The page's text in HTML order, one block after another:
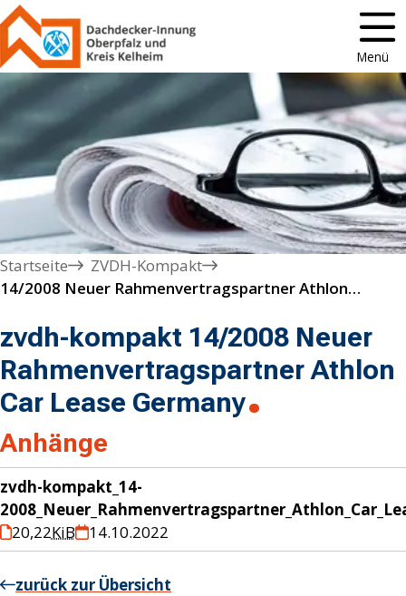
Menü
Startseite
ZVDH-Kompakt
14/2008 Neuer Rahmenvertragspartner Athlon Car Lease Germany
zvdh-kompakt 14/2008 Neuer
Rahmenvertragspartner Athlon
Car Lease Germany
Anhänge
zvdh-kompakt_14-
20,22KiB 14.10.2022
zurück zur Übersicht